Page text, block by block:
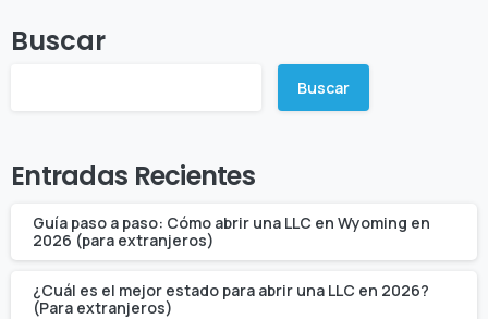
Buscar
Buscar
Entradas Recientes
Guía paso a paso: Cómo abrir una LLC en Wyoming en
2026 (para extranjeros)
¿Cuál es el mejor estado para abrir una LLC en 2026?
(Para extranjeros)